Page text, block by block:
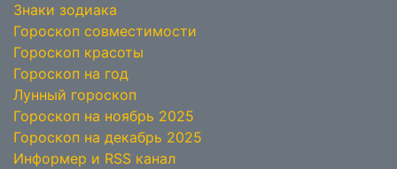
Знаки зодиака
Гороскоп совместимости
Гороскоп красоты
Гороскоп на год
Лунный гороскоп
Гороскоп на ноябрь 2025
Гороскоп на декабрь 2025
Информер и RSS канал